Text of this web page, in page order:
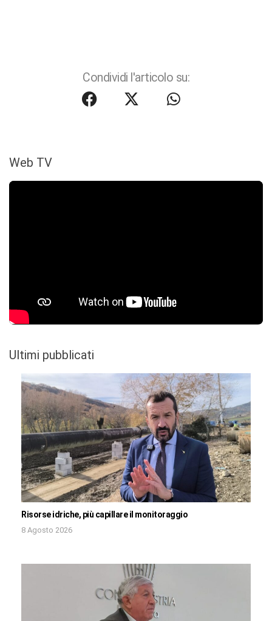
Condividi l'articolo su:
Web TV
Ultimi pubblicati
Risorse idriche, più capillare il monitoraggio
8 Agosto 2026